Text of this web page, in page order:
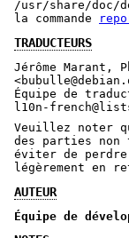
/usr/share/doc/
la commande
TRADUCTEURS
Jérôme
Équipe de
l10n-
Veuillez noter
des parties
éviter de
légèrement en
AUTEUR
Équipe de